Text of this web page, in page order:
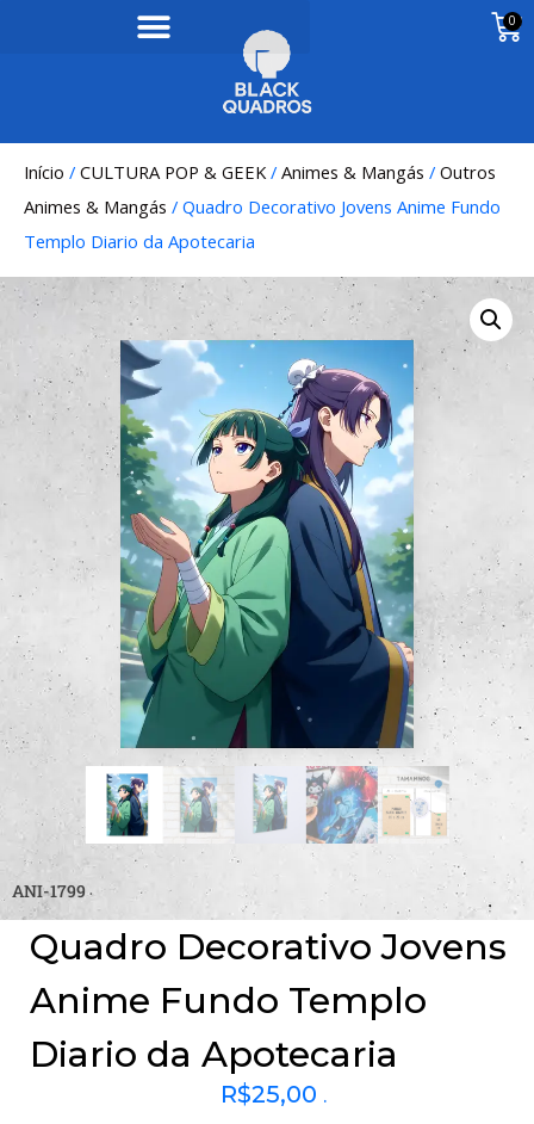
0
Início / CULTURA POP & GEEK/ Animes & Mangás / Outros
Animes & Mangás / Quadro Decorativo Jovens Anime Fundo
Templo Diario da Apotecaria
ANI-1799
Quadro Decorativo Jovens
Anime Fundo Templo
Diario da Apotecaria
R$25,00 .